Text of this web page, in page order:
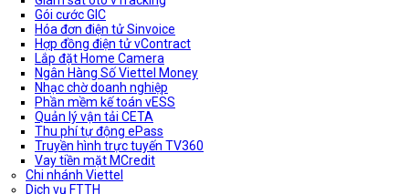
Gói cước GIC
Hóa đơn điện tử Sinvoice
Hợp đồng điện tử vContract
Lắp đặt Home Camera
Ngân Hàng Số Viettel Money
Nhạc chờ doanh nghiệp
Phần mềm kế toán vESS
Quản lý vận tải CETA
Thu phí tự động ePass
Truyền hình trực tuyến TV360
Vay tiền mặt MCredit
Chi nhánh Viettel
Dịch vụ FTTH